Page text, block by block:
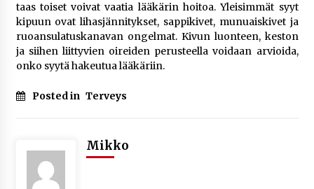
taas toiset voivat vaatia lääkärin hoitoa. Yleisimmät syyt
kipuun ovat lihasjännitykset, sappikivet, munuaiskivet ja
ruoansulatuskanavan ongelmat. Kivun luonteen, keston
ja siihen liittyvien oireiden perusteella voidaan arvioida,
onko syytä hakeutua lääkäriin.
Posted in Terveys
Mikko